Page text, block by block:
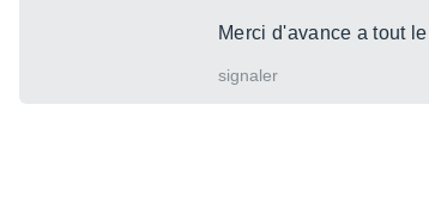
Merci d'avance a tout
signaler